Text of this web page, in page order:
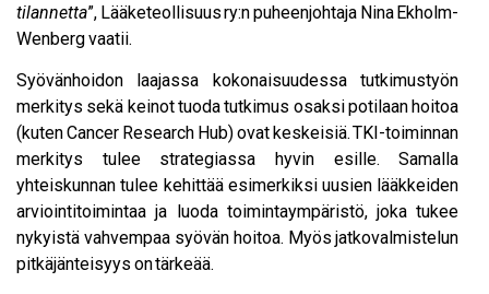
tilannetta”, Lääketeollisuus ry:n puheenjohtaja Nina Ekholm-
Wenberg vaatii.
Syövänhoidon laajassa kokonaisuudessa tutkimustyön
merkitys sekä keinot tuoda tutkimus osaksi potilaan hoitoa
(kuten Cancer Research Hub) ovat keskeisiä. TKI-toiminnan
merkitys tulee strategiassa hyvin esille. Samalla
yhteiskunnan tulee kehittää esimerkiksi uusien lääkkeiden
arviointitoimintaa ja luoda toimintaympäristö, joka tukee
nykyistä vahvempaa syövän hoitoa. Myös jatkovalmistelun
pitkäjänteisyys on tärkeää.